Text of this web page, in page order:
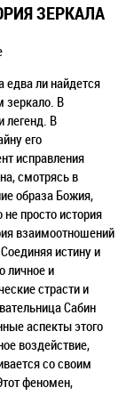
ЗЕРКАЛА
едва ли найдется
зеркало. В
легенд. В
его
исправления
смотрясь в
образа Божия,
просто история
взаимоотношений
истину и
личное и
страсти и
Сабин
аспекты этого
воздействие,
со своим
феномен,